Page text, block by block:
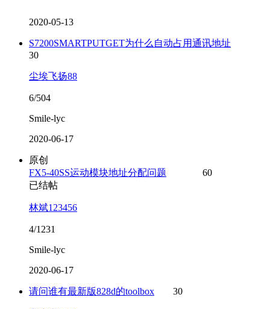
2020-05-13
S7200SMARTPUTGET为什么自动占用通讯地址
30
尘埃飞扬88
6/504
Smile-lyc
2020-06-17
原创
FX5-40SS运动模块地址分配问题
60
已结帖
林斌123456
4/1231
Smile-lyc
2020-06-17
请问谁有最新版828d的toolbox 30